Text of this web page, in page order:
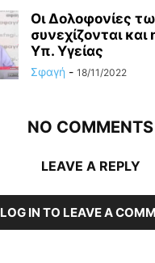
Οι Δολοφονίες
συνεχίζονται
Υπ. Υγείας
Σφαγή - 18/11/2022
NO COMMENTS
LEAVE A REPLY
LOG IN TO LEAVE A